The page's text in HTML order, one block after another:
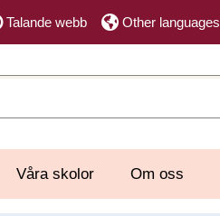
Talande webb Other languages
Våra skolor Om oss